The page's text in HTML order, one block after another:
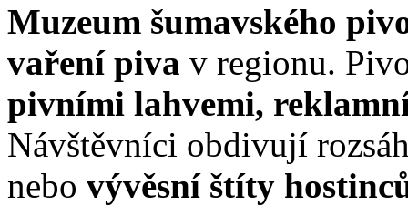
Muzeum šumavského
vaření piva v regionu.
pivními lahvemi,
Návštěvníci obdivují
nebo vývěsní štíty